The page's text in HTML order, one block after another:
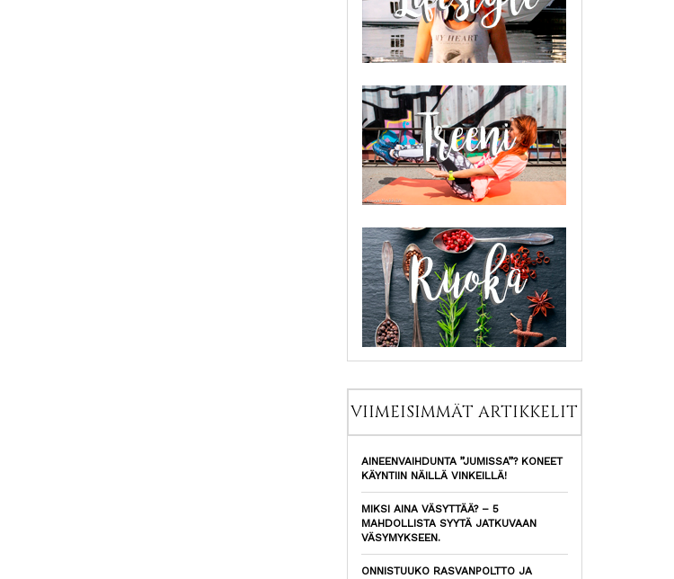
VIIMEISIMMÄT ARTIKKELIT
AINEENVAIHDUNTA ”JUMISSA”? KONEET
KÄYNTIIN NÄILLÄ VINKEILLÄ!
MIKSI AINA VÄSYTTÄÄ? – 5
MAHDOLLISTA SYYTÄ JATKUVAAN
VÄSYMYKSEEN.
ONNISTUUKO RASVANPOLTTO JA